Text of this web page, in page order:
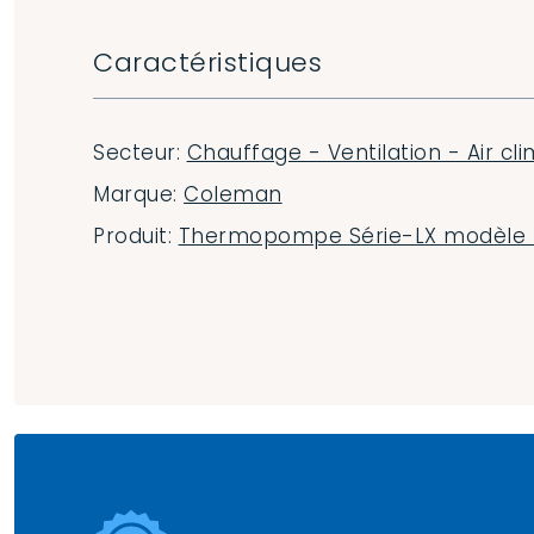
Caractéristiques
Secteur: Chauffage - Ventilation - Air
Marque:Coleman
Produit: Thermopompe Série-LX modèle